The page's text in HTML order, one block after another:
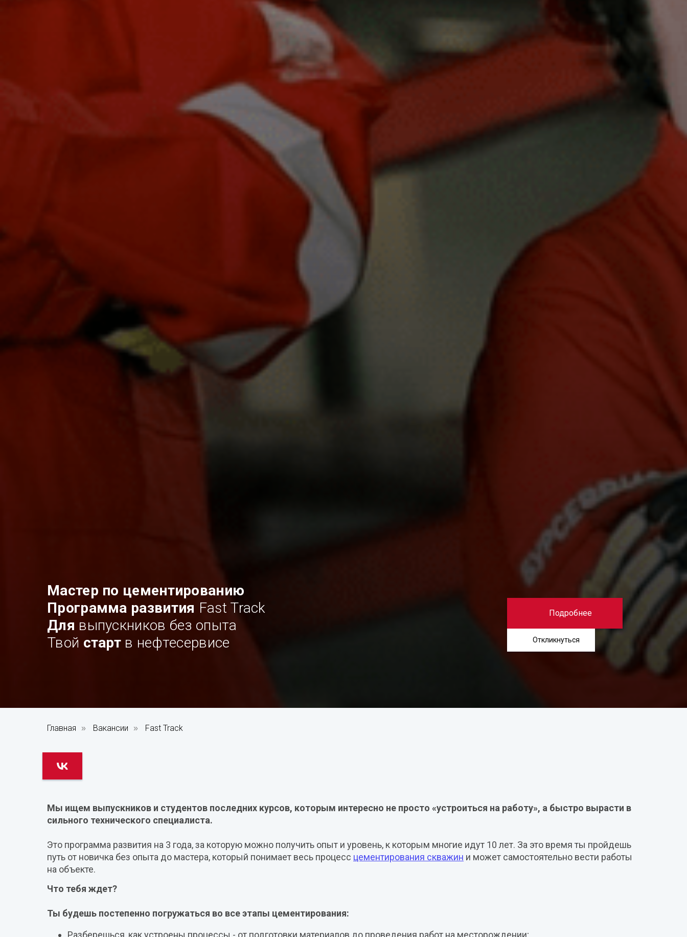
Мастер по цементированию
Программа развития Fast Track
Для выпускников без опыта
Твой старт в нефтесервисе
Подробнее
Откликнуться
Главная » Вакансии » Fast Track
Мы ищем выпускников и студентов последних курсов, которым интересно не просто «устроиться на работу», а быстро вырасти в
сильного технического специалиста.
Это программа развития на 3 года, за которую можно получить опыт и уровень, к которым многие идут 10 лет. За это время ты пройдешь
путь от новичка без опыта до мастера, который понимает весь процесс цементирования скважин и может самостоятельно вести работы
на объекте.
Что тебя ждет?
Ты будешь постепенно погружаться во все этапы цементирования:
Разберешься, как устроены процессы - от подготовки материалов до проведения работ на месторождении;